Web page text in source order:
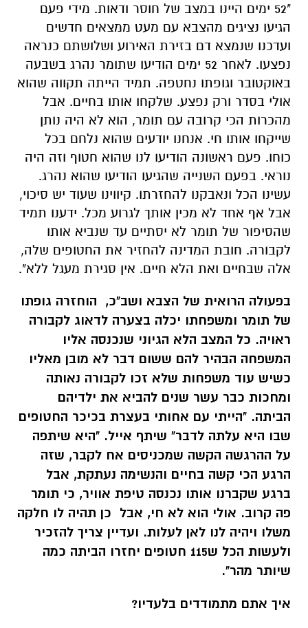
"52 ימים היינו במצב של חוסר ודאות. מידי פעם
הגיעו נציגים מהצבא עם מעט ממצאים חדשים
ועדכנו שנמצא דם בזירת האירוע ושלושתם כנראה
נפצעו. לאחר 52 ימים הודיעו שתומר נהרג בשבעה
באוקטובר וגופתו נחטפה. תמיד הייתה תקווה שהוא
אולי בסדר ורק נפצע. שלקחו אותו בחיים. אבל
מהכרות הכי קרובה עם תומר, הוא לא היה נותן
שייקחו אותו חי. אנחנו יודעים שהוא נלחם בכל
כוחו. פעם ראשונה הודיעו לנו שהוא חטוף וזה היה
נוראי. בפעם השנייה שהגיעו הודיעו שהוא נהרג.
עשינו הכל ונאבקנו להחזרתו. קיווינו שעוד יש סיכוי,
אבל אף אחד לא מכין אותך לגרוע מכל. ידענו תמיד
שהסיפור של תומר לא יסתיים עד שנביא אותו
לקבורה. חובת המדינה להחזיר את החטופים שלה,
אלה שבחיים ואת הלא חיים. אין סגירת מעגל ללא".
בפעולה הרואית של הצבא ושב"כ, הוחזרה גופתו
של תומר ומשפחתו יכלה בצערה לדאוג לקבורה
ראויה. כל המצב הלא הגיוני שנכנסה אליו
המשפחה הבהיר להם ששום דבר לא מובן מאליו
כשיש עוד משפחות שלא זכו לקבורה נאותה
ומחכות כבר עשר שנים להביא את ילדיהם
הביתה. "הייתי עם אחותי בעצרת בכיכר החטופים
שבו היא עלתה לדבר" שיתף אייל. "היא שיתפה
על ההרגשה הקשה שמכניסים אח לקבר, שזה
הרגע הכי קשה בחיים והנשימה נעתקת, אבל
ברגע שקברנו אותו נכנסה טיפת אוויר, כי תומר
פה קרוב. אולי הוא לא חי, אבל כן תהיה לו חלקה
משלו ויהיה לנו לאן לעלות. ועדיין צריך להזכיר
ולעשות הכל ש115 חטופים יחזרו הביתה כמה
שיותר מהר".
איך אתם מתמודדים בלעדיו?